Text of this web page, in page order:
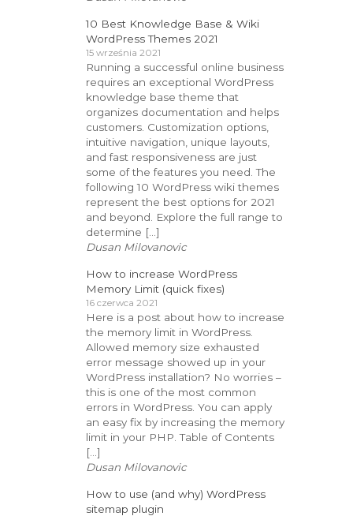
10 Best Knowledge Base & Wiki
WordPress Themes 2021
15 września 2021
Running a successful online business
requires an exceptional WordPress
knowledge base theme that
organizes documentation and helps
customers. Customization options,
intuitive navigation, unique layouts,
and fast responsiveness are just
some of the features you need. The
following 10 WordPress wiki themes
represent the best options for 2021
and beyond. Explore the full range to
determine […]
Dusan Milovanovic
How to increase WordPress
Memory Limit (quick fixes)
16 czerwca 2021
Here is a post about how to increase
the memory limit in WordPress.
Allowed memory size exhausted
error message showed up in your
WordPress installation? No worries –
this is one of the most common
errors in WordPress. You can apply
an easy fix by increasing the memory
limit in your PHP. Table of Contents
[…]
Dusan Milovanovic
How to use (and why) WordPress
sitemap plugin